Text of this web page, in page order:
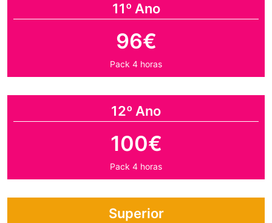
11º Ano
96€
Pack 4 horas
12º Ano
100€
Pack 4 horas
Superior